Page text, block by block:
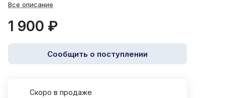
Все описание
1 900 ₽
Сообщить о поступлении
Cкоро в продаже